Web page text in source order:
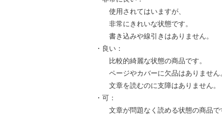
使用されてはいますが、
非常にきれいな状態です。
書き込みや線引きはありません。
・良い：
比較的綺麗な状態の商品です。
ページやカバーに欠品はありません
文章を読むのに支障はありません。
・可：
文章が問題なく読める状態の商品で